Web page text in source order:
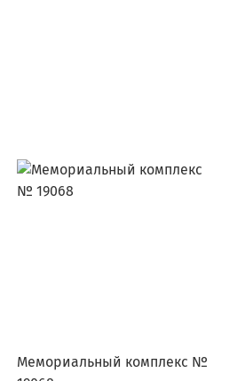
Мемориальный комплекс №